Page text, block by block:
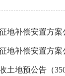
地补偿安置方案
地补偿安置方案
地预公告（